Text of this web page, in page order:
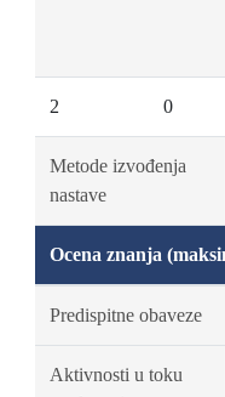
2 0
Metode izvođenja
nastave
Ocena znanja
Predispitne obaveze
Aktivnosti u toku